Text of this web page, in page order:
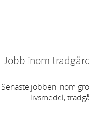
Jobb inom
Senaste jobben inom
livsmedel,